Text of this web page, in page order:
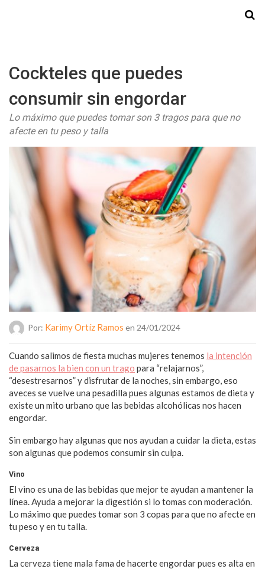
Cockteles que puedes
consumir sin engordar
Lo máximo que puedes tomar son 3 tragos para que no
afecte en tu peso y talla
Por: Karimy Ortíz Ramos en 24/01/2024
Cuando salimos de fiesta muchas mujeres tenemos la intención
de pasarnos la bien con un trago para “relajarnos”,
“desestresarnos” y disfrutar de la noches, sin embargo, eso
aveces se vuelve una pesadilla pues algunas estamos de dieta y
existe un mito urbano que las bebidas alcohólicas nos hacen
engordar.
Sin embargo hay algunas que nos ayudan a cuidar la dieta, estas
son algunas que podemos consumir sin culpa.
Vino
El vino es una de las bebidas que mejor te ayudan a mantener la
línea. Ayuda a mejorar la digestión si lo tomas con moderación.
Lo máximo que puedes tomar son 3 copas para que no afecte en
tu peso y en tu talla.
Cerveza
La cerveza tiene mala fama de hacerte engordar pues es alta en